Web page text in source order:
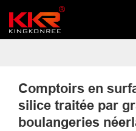
Comptoirs en
silice traitée par
boulangeries